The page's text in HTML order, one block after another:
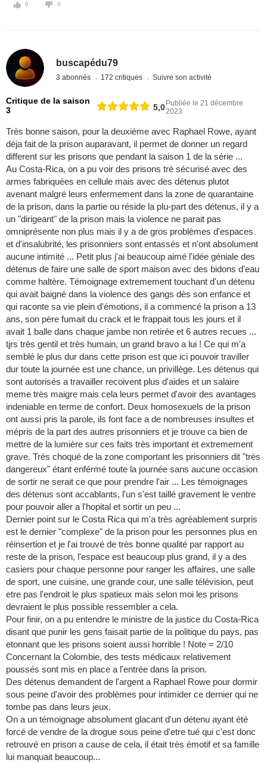
0 0
buscapédu79
3 abonnés 172 critiques Suivre son activité
Critique de la saison
3
5,0Publiée le 21 décembre
2023
Très bonne saison, pour la deuxième avec Raphael Rowe, ayant
déja fait de la prison auparavant, il permet de donner un regard
different sur les prisons que pendant la saison 1 de la série ...
Au Costa-Rica, on a pu voir des prisons trè sécurisé avec des
armes fabriquées en cellule mais avec des détenus plutot
avenant malgré leurs enfermement dans la zone de quarantaine
de la prison, dans la partie ou réside la plu-part des détenus, il y a
un "dirigeant" de la prison mais la violence ne parait pas
omniprésente non plus mais il y a de gros problèmes d'espaces
et d'insalubrité, les prisonniers sont entassés et n'ont absolument
aucune intimité ... Petit plus j'ai beaucoup aimé l'idée géniale des
détenus de faire une salle de sport maison avec des bidons d'eau
comme haltère. Témoignage extremement touchant d'un détenu
qui avait baigné dans la violence des gangs dès son enfance et
qui raconte sa vie plein d'émotions, il a commencé la prison a 13
ans, son père fumait du crack et le frappait tous les jours et il
avait 1 balle dans chaque jambe non retirée et 6 autres recues ...
tjrs très gentil et très humain, un grand bravo a lui ! Ce qui m'a
semblé le plus dur dans cette prison est que ici pouvoir traviller
dur toute la journée est une chance, un privillège. Les détenus qui
sont autorisés a travailler recoivent plus d'aides et un salaire
meme très maigre mais cela leurs permet d'avoir des avantages
indeniable en terme de confort. Deux homosexuels de la prison
ont aussi pris la parole, ils font face a de nombreuses insultes et
mépris de la part des autres prisonniers et je trouve ca bien de
mettre de la lumière sur ces faits très important et extremement
grave. Très choqué de la zone comportant les prisonniers dit "très
dangereux" étant enférmé toute la journée sans aucune occasion
de sortir ne serait ce que pour prendre l'air ... Les témoignages
des détenus sont accablants, l'un s'est taillé gravement le ventre
pour pouvoir aller a l'hopital et sortir un peu ...
Dernier point sur le Costa Rica qui m'a très agréablement surpris
est le dernier "complexe" de la prison pour les personnes plus en
réinsertion et je l'ai trouvé de très bonne qualité par rapport au
reste de la prison, l'espace est beaucoup plus grand, il y a des
casiers pour chaque personne pour ranger les affaires, une salle
de sport, une cuisine, une grande cour, une salle télévision, peut
etre pas l'endroit le plus spatieux mais selon moi les prisons
devraient le plus possible ressembler a cela.
Pour finir, on a pu entendre le ministre de la justice du Costa-Rica
disant que punir les gens faisait partie de la politique du pays, pas
etonnant que les prisons soient aussi horrible ! Note = 2/10
Concernant la Colombie, des tests médicaux relativement
poussés sont mis en place a l'entrée dans la prison.
Des détenus demandent de l'argent a Raphael Rowe pour dormir
sous peine d'avoir des problèmes pour intimider ce dernier qui ne
tombe pas dans leurs jeux.
On a un témoignage absolument glacant d'un détenu ayant été
forcé de vendre de la drogue sous peine d'etre tué qui c'est donc
retrouvé en prison a cause de cela, il était très émotif et sa famille
lui manquait beaucoup...